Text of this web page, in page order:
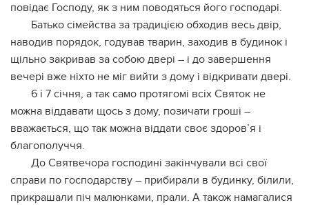
повідає Господу, як з ним поводяться його господарі.
Батько сімейства за традицією обходив весь двір,
наводив порядок, годував тварин, заходив в будинок і
щільно закривав за собою двері – і до завершення
вечері вже ніхто не міг вийти з дому і відкривати двері.
6 і 7 січня, а так само протягомі всіх Святок не
можна віддавати щось з дому, позичати гроші –
вважається, що так можна віддати своє здоров’я і
благополуччя.
До Святвечора господині закінчували всі свої
справи по господарству – прибирали в будинку, білили,
прикрашали піч малюнками, прали. А також намагалися